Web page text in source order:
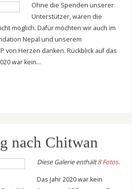
Ohne die Spenden unserer
Unterstützer, wären die
möglich. Dafür möchten wir auch im
Nepal und unserem
von Herzen danken. Rückblick auf das
war kein…
nach Chitwan
Diese Galerie enthält8 Fotos.
Das Jahr 2020 war kein